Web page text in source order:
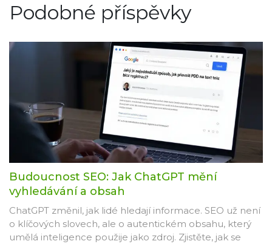
Podobné příspěvky
Budoucnost SEO: Jak ChatGPT mění
vyhledávání a obsah
ChatGPT změnil, jak lidé hledají informace. SEO už není
o klíčových slovech, ale o autentickém obsahu, který
umělá inteligence použije jako zdroj. Zjistěte, jak se